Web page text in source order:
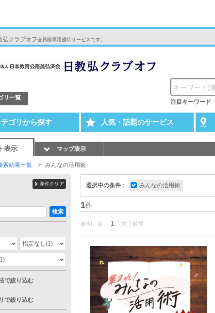
弘クラブオフ会員様専用優待サービスです。
リ一覧
注目キーワード
テゴリから探す 人気・話題のサービス
表示 マップ表示
索結果一覧 みんなの活用術
選択中の条件： みんなの活用術
1件
最初 前 1 次 最後
条件クリア
検索
指定なし(1)
で絞り込む
で絞り込む